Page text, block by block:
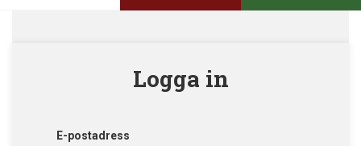
Logga in
E-postadress